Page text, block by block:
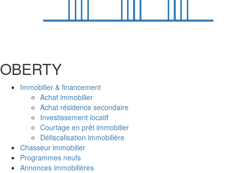
OBERTY
Immobilier & financement
Achat immobilier
Achat résidence secondaire
Investissement locatif
Courtage en prêt immobilier
Défiscalisation immobilière
Chasseur immobilier
Programmes neufs
Annonces immobilières